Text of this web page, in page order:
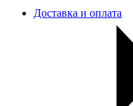
Доставка и оплата